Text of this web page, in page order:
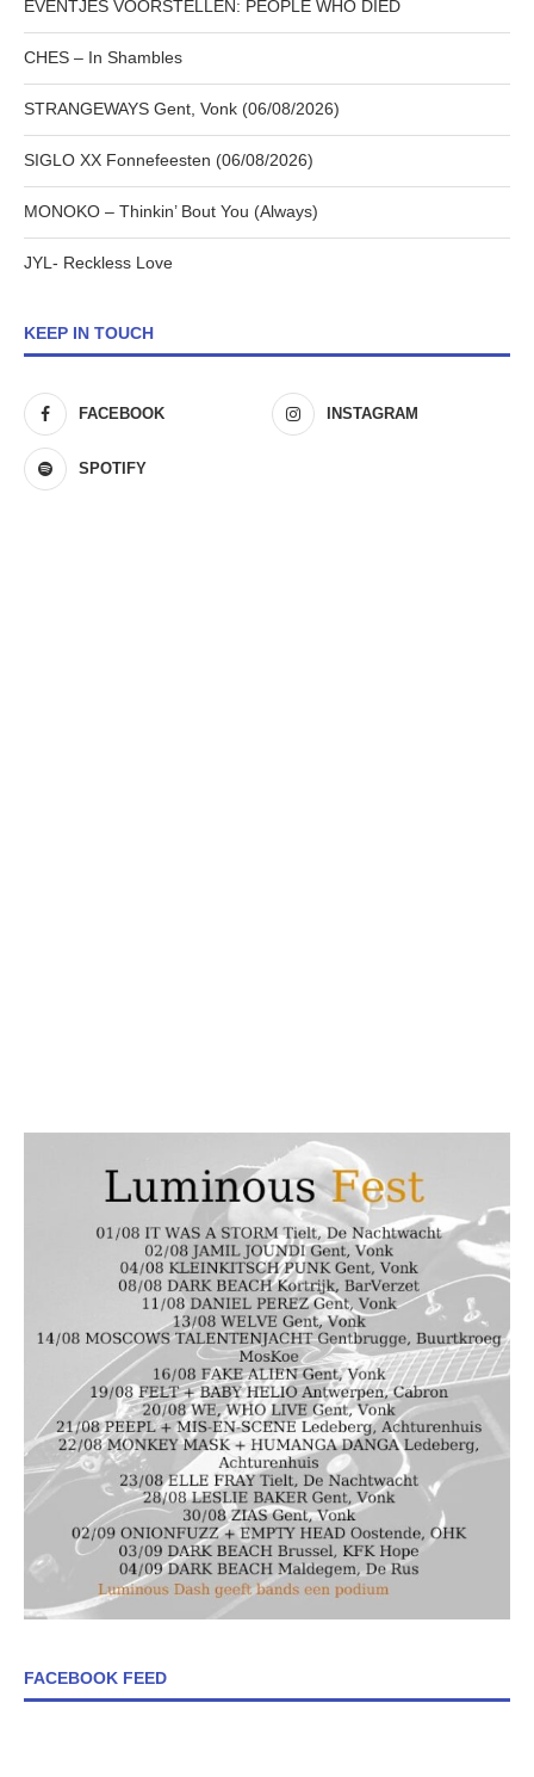
EVENTJES VOORSTELLEN: PEOPLE WHO DIED
CHES – In Shambles
STRANGEWAYS Gent, Vonk (06/08/2026)
SIGLO XX Fonnefeesten (06/08/2026)
MONOKO – Thinkin’ Bout You (Always)
JYL- Reckless Love
KEEP IN TOUCH
FACEBOOK INSTAGRAM
SPOTIFY
FACEBOOK FEED